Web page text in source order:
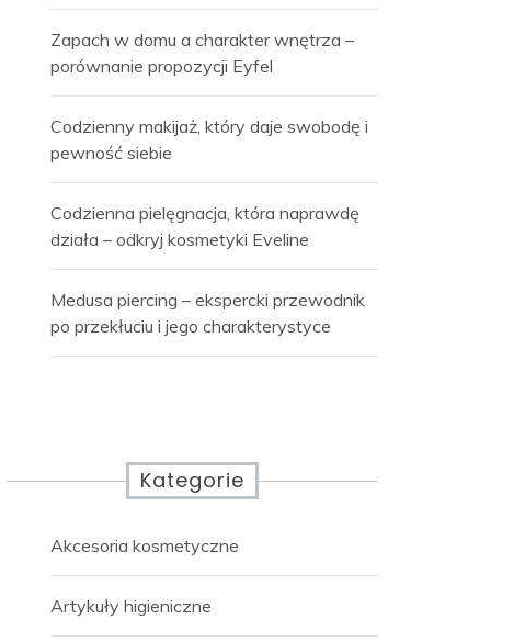
Zapach w domu a charakter wnętrza –
porównanie propozycji Eyfel
Codzienny makijaż, który daje swobodę i
pewność siebie
Codzienna pielęgnacja, która naprawdę
działa – odkryj kosmetyki Eveline
Medusa piercing – ekspercki przewodnik
po przekłuciu i jego charakterystyce
Kategorie
Akcesoria kosmetyczne
Artykuły higieniczne